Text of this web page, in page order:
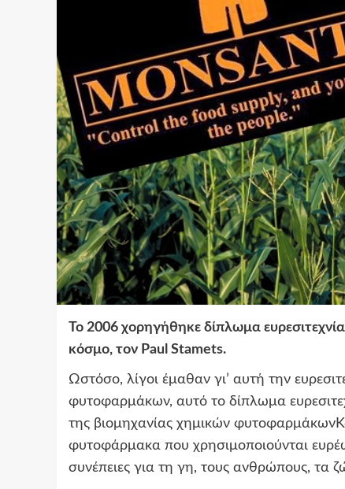
Το 2006 χορηγήθηκε δίπλωμα
κόσμο, τον Paul Stamets.
Ωστόσο, λίγοι έμαθαν γι’ αυτή την
φυτοφαρμάκων, αυτό το δίπλωμα
της βιομηχανίας χημικών
φυτοφάρμακα που χρησιμοποιούνται
συνέπειες για τη γη, τους ανθρώπους, τα